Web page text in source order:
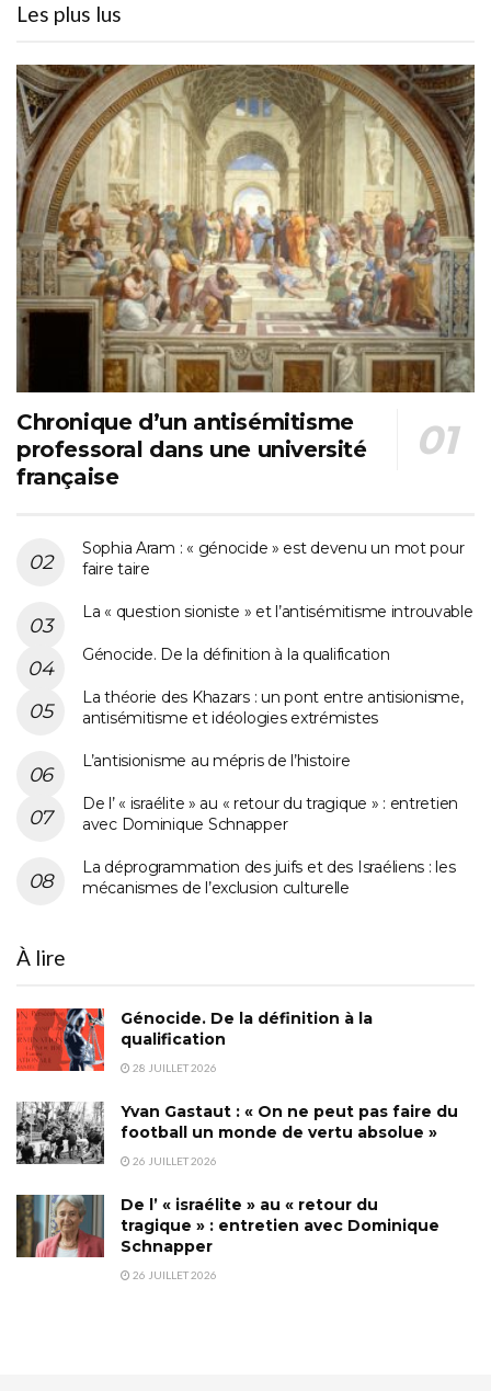
Les plus lus
Chronique d’un antisémitisme
professoral dans une université
française
Sophia Aram : « génocide » est devenu un mot pour
faire taire
La « question sioniste » et l’antisémitisme introuvable
Génocide. De la définition à la qualification
La théorie des Khazars : un pont entre antisionisme,
antisémitisme et idéologies extrémistes
L’antisionisme au mépris de l’histoire
De l’ « israélite » au « retour du tragique » : entretien
avec Dominique Schnapper
La déprogrammation des juifs et des Israéliens : les
mécanismes de l’exclusion culturelle
À lire
Génocide. De la définition à la
qualification
28 JUILLET 2026
Yvan Gastaut : « On ne peut pas faire du
football un monde de vertu absolue »
26 JUILLET 2026
De l’ « israélite » au « retour du
tragique » : entretien avec Dominique
Schnapper
26 JUILLET 2026